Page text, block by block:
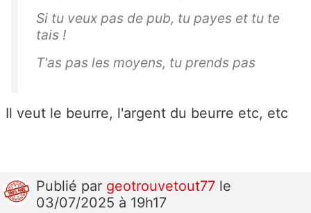
Si tu veux pas de pub, tu payes et tu te
tais !
T'as pas les moyens, tu prends pas
Il veut le beurre, l'argent du beurre etc, etc
Publié par geotrouvetout77 le
03/07/2025 à 19h17